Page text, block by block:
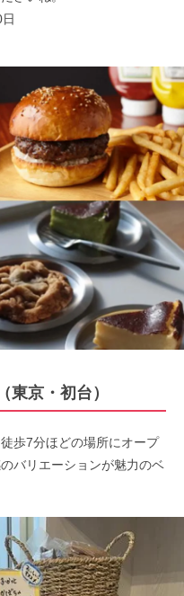
東京・初台）
歩7分ほどの場所にオープ
バリエーションが魅力のベ